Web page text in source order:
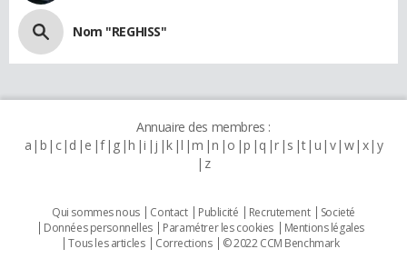
Nom "REGHISS"
Annuaire des membres :
a b c d e f g h i j k l m n o p q r s t u v w x y
z
Qui sommes nous Contact Publicité Recrutement
Societé
Données personnelles
Paramétrer les cookies
Mentions légales
Tous les articles
Corrections © 2022 CCM Benchmark